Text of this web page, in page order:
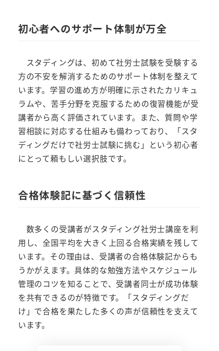
初心者へのサポート体制が万全
スタディングは、初めて社労士試験を受験する
方の不安を解消するためのサポート体制を整えて
います。学習の進め方が明確に示されたカリキュ
ラムや、苦手分野を克服するための復習機能が受
講者から高く評価されています。また、質問や学
習相談に対応する仕組みも備わっており、「スタ
ディングだけで社労士試験に挑む」という初心者
にとって頼もしい選択肢です。
合格体験記に基づく信頼性
数多くの受講者がスタディング社労士講座を利
用し、全国平均を大きく上回る合格実績を残して
います。その理由は、受講者の合格体験記からも
うかがえます。具体的な勉強方法やスケジュール
管理のコツを知ることで、受講者同士が成功体験
を共有できるのが特徴です。「スタディングだ
け」で合格を果たした多くの声が信頼性を支えて
います。